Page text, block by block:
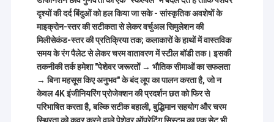
दृश्यों की दर्द बिंदुओं को हल किया जा सके - सांस्कृतिक अवशेषों के
माइक्रोन-स्तर की सटीकता से लेकर वर्चुअल सिमुलेशन की
मिलीसेकंड-स्तर की प्रतिक्रिया तक; कलाकारों के हाथों में वास्तविक
समय के रंग पैलेट से लेकर चरम वातावरण में स्टील बॉडी तक। इसकी
तकनीकी तर्क हमेशा "पेशेवर जरूरतों → भौतिक सीमाओं का सफलता
→ बिना महसूस किए अनुभव" के बंद लूप का पालन करता है, जो न
केवल 4K इंजीनियरिंग प्रोजेक्शन की प्रदर्शन छत को फिर से
परिभाषित करता है, बल्कि सटीक बहाली, बुद्धिमान सहयोग और चरम